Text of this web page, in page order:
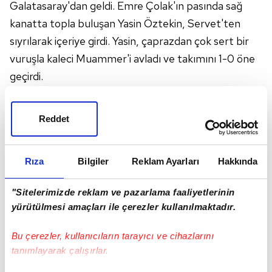
Rıza Bilgiler Reklam Ayarları Hakkında
"Sitelerimizde reklam ve pazarlama faaliyetlerinin
yürütülmesi amaçları ile çerezler kullanılmaktadır.
Bu çerezler, kullanıcıların tarayıcı ve cihazlarını
tanımlayarak çalışırlar.
Reddet
Galatasaray'dan geldi. Emre Çolak'ın pasında sağ
kanatta topla buluşan Yasin Öztekin, Servet'ten
sıyrılarak içeriye girdi. Yasin, çaprazdan çok sert bir
vuruşla kaleci Muammer'i avladı ve takımını 1-0 öne
geçirdi.
Sarı kırmızıların, golünün ardından Mersin'in atakları
sıklaştı. Karşılaşmanın 24. dakikasına ise damga
vuran isim Muslera oldu. Uruguaylı kaleci, Mersinli
Pedriel'in ceza alanının sağından çektiği şutu çeldi ve
ardından kale önünde Vederson'a çarparak ağlara
meşin yuvarlağı kornere çeldi.